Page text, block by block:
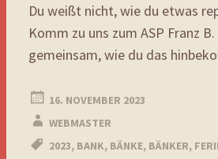
Du weißt nicht, wie du etwas
Komm zu uns zum ASP Franz
gemeinsam, wie du das
16. NOVEMBER 2023
WEBMASTER
2023, BANK, BÄNKE, BÄNKER,